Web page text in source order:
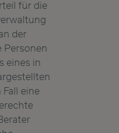
für die
der
Personen
eines in
eine